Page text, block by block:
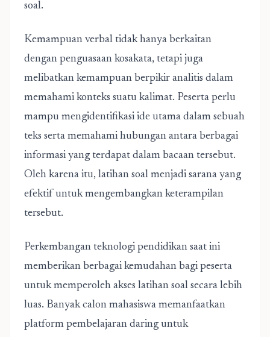
soal.
Kemampuan verbal tidak hanya berkaitan
dengan penguasaan kosakata, tetapi juga
melibatkan kemampuan berpikir analitis dalam
memahami konteks suatu kalimat. Peserta perlu
mampu mengidentifikasi ide utama dalam sebuah
teks serta memahami hubungan antara berbagai
informasi yang terdapat dalam bacaan tersebut.
Oleh karena itu, latihan soal menjadi sarana yang
efektif untuk mengembangkan keterampilan
tersebut.
Perkembangan teknologi pendidikan saat ini
memberikan berbagai kemudahan bagi peserta
untuk memperoleh akses latihan soal secara lebih
luas. Banyak calon mahasiswa memanfaatkan
platform pembelajaran daring untuk